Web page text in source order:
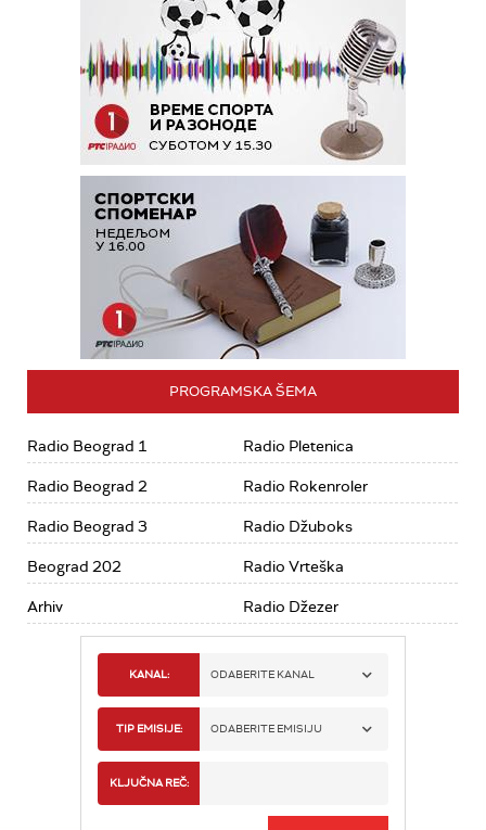
PROGRAMSKA ŠEMA
Radio Beograd 1
Radio Beograd 2
Radio Beograd 3
Beograd 202
Arhiv
Radio Pletenica
Radio Rokenroler
Radio Džuboks
Radio Vrteška
Radio Džezer
KANAL: ODABERITE KANAL
RADIO BEOGRAD 1
RADIO BEOGRAD 3
TIP EMISIJE: ODABERITE EMISIJU
KLJUČNA REČ: